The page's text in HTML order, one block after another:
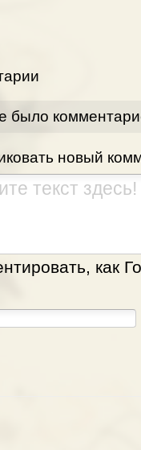
было
новый
как